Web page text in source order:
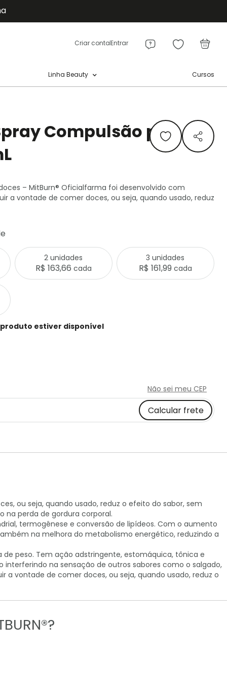
Criar contaEntrar
Linha Beauty Cursos
Compulsão por
– MitBurn® Oficialfarma foi desenvolvido com
a vontade de comer doces, ou seja, quando usado, reduz
2 unidades
R$ 163,66 cada
3 unidades
R$ 161,99 cada
estiver disponível
Não sei meu CEP
Calcular frete
ou seja, quando usado, reduz o efeito do sabor, sem
na perda de gordura corporal.
termogênese e conversão de lipídeos. Com o aumento
na melhora do metabolismo energético, reduzindo a
peso. Tem ação adstringente, estomáquica, tônica e
na sensação de outros sabores como o salgado,
a vontade de comer doces, ou seja, quando usado, reduz o